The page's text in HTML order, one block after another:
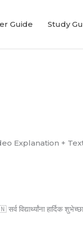
Guide Study
(Video Explanation